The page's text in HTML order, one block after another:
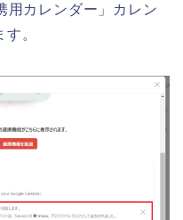
用カレンダー」カレン
。